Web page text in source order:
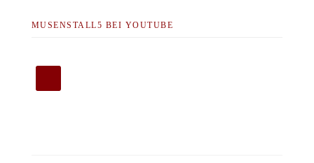
MUSENSTALL5 BEI YOUTUBE